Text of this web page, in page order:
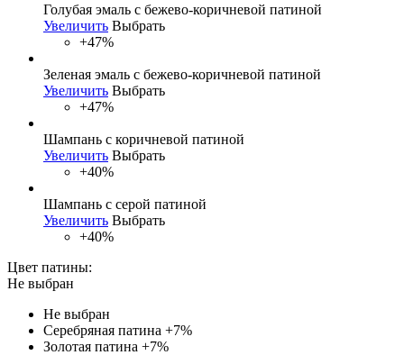
Голубая эмаль с бежево-коричневой патиной
Увеличить Выбрать
+47%
Зеленая эмаль с бежево-коричневой патиной
Увеличить Выбрать
+47%
Шампань с коричневой патиной
Увеличить Выбрать
+40%
Шампань с серой патиной
Увеличить Выбрать
+40%
Цвет патины:
Не выбран
Не выбран
Серебряная патина +7%
Золотая патина +7%